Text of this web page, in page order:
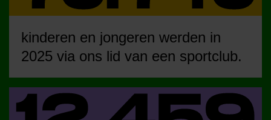
kinderen en jongeren werden in
2025 via ons lid van een sportclub.